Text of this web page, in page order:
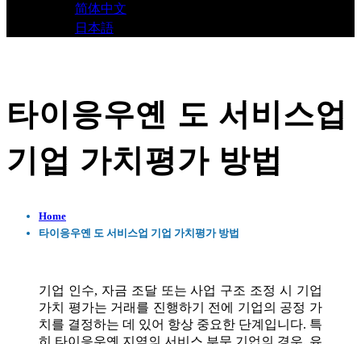
简体中文
日本語
타이응우옌 도 서비스업
기업 가치평가 방법
Home
타이응우옌 도 서비스업 기업 가치평가 방법
기업 인수, 자금 조달 또는 사업 구조 조정 시 기업
가치 평가는 거래를 진행하기 전에 기업의 공정 가
치를 결정하는 데 있어 항상 중요한 단계입니다. 특